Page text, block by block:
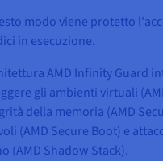
modo viene protetto
in esecuzione.
AMD Infinity Guard
gli ambienti virtuali
della memoria (AMD
(AMD Secure Boot) e
(AMD Shadow Stack).